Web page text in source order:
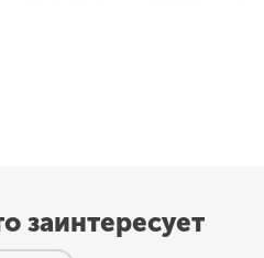
заинтересует